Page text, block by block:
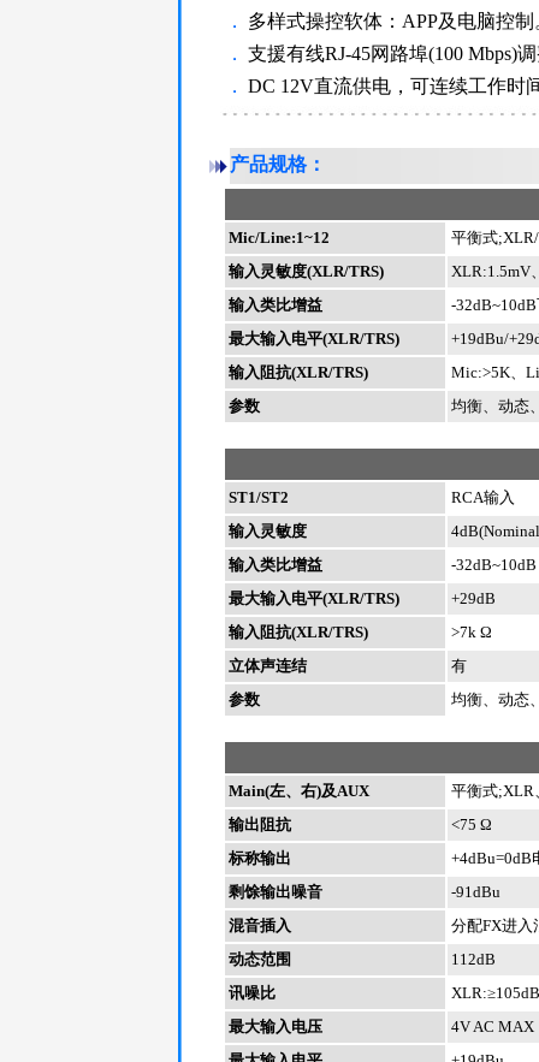
．
多样式操控软体：APP及电脑控制
． 支援有线RJ-45网路埠(100 Mbps)
． DC 12V直流供电，可连续工作时
产品规格：
Mic/Line:1~12
平衡式
输入灵敏度(XLR/TRS)
XLR:1.5mV
输入类比增益
-
最大输入电平(XLR/TRS)
+19dBu/
输入阻抗(XLR/TRS)
Mic:>5K、
参数
均衡、动态
ST1/ST2
RCA输入
输入灵敏度
输入类比增益
-32dB~10dB
最大输入电平(XLR/TRS)
+29dB
输入阻抗(XLR/TRS)
>7k Ω
立体声连结
有
参数
均衡、动态
Main(左、右)及AUX
平衡式;XLR
输出阻抗
<75 Ω
标称输出
+4dBu=0dB
剩馀输出噪音
-91dBu
混音插入
分配FX进入
动态范围
112dB
讯噪比
最大输入电压
4V AC MAX